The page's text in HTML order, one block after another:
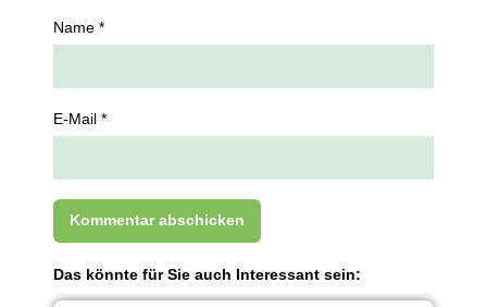
Name *
E-Mail *
Das könnte für Sie auch Interessant sein: